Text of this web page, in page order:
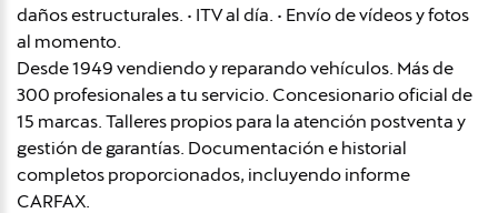
daños estructurales. • ITV al día. • Envío de vídeos y fotos
al momento.
Desde 1949 vendiendo y reparando vehículos. Más de
300 profesionales a tu servicio. Concesionario oficial de
15 marcas. Talleres propios para la atención postventa y
gestión de garantías. Documentación e historial
completos proporcionados, incluyendo informe
CARFAX.